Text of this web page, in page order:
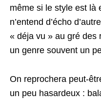
même si le style est là
n’entend d’écho
« déja vu » au gré
un genre souvent un
On reprochera peut-
un peu hasardeux :